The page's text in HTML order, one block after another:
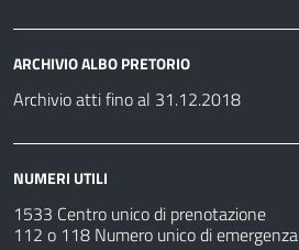
ARCHIVIO ALBO PRETORIO
Archivio atti fino al 31.12.2018
NUMERI UTILI
1533 Centro unico di prenotazione
112 o 118 Numero unico di emergenza